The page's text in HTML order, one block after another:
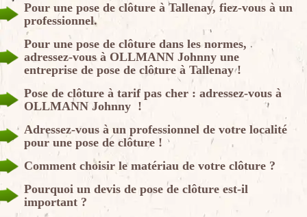
Pour une pose de clôture à Tallenay, fiez-vous à un
professionnel.
Pour une pose de clôture dans les normes,
adressez-vous à OLLMANN Johnny une
entreprise de pose de clôture à Tallenay !
Pose de clôture à tarif pas cher : adressez-vous à
OLLMANN Johnny !
Adressez-vous à un professionnel de votre localité
pour une pose de clôture !
Comment choisir le matériau de votre clôture ?
Pourquoi un devis de pose de clôture est-il
important ?